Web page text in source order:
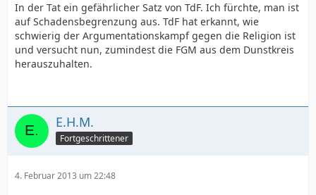
In der Tat ein gefährlicher Satz von TdF. Ich fürchte, man ist
auf Schadensbegrenzung aus. TdF hat erkannt, wie
schwierig der Argumentationskampf gegen die Religion ist
und versucht nun, zumindest die FGM aus dem Dunstkreis
herauszuhalten.
E.H.M.
Fortgeschrittener
4. Februar 2013 um 22:48